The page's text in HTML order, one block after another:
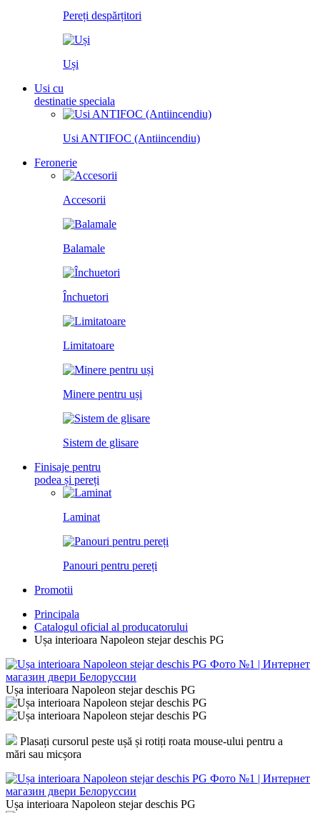
Pereți despărțitori
Uși
Usi cu
destinatie speciala
Usi ANTIFOC (Antiincendiu)
Feronerie
Accesorii
Balamale
Închuetori
Limitatoare
Minere pentru uși
Sistem de glisare
Finisaje pentru
podea și pereți
Laminat
Panouri pentru pereți
Promotii
Principala
Catalogul oficial al producatorului
Ușa interioara Napoleon stejar deschis PG
Ușa interioara Napoleon stejar deschis PG
Plasați cursorul peste ușă și rotiți roata mouse-ului pentru a
mări sau micșora
Ușa interioara Napoleon stejar deschis PG